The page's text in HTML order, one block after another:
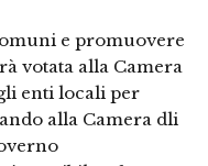
e promuovere
votata alla Camera
enti locali per
alla Camera dli